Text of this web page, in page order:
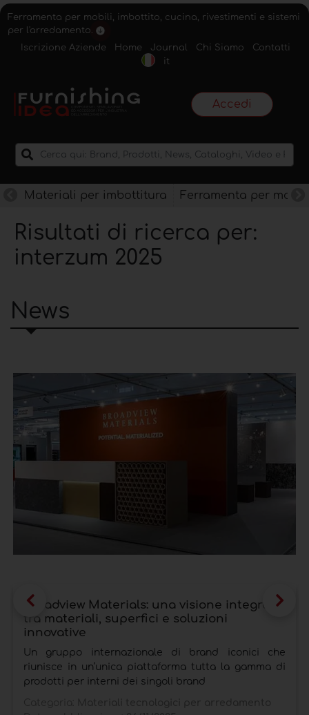
Ferramenta per mobili, imbottito, cucina, rivestimenti e sistemi
per l'arredamento.
Iscrizione Aziende
Home Journal Chi Siamo
Contatti
it
Accedi
Materiali per imbottitura Ferramenta per mobili
Risultati di ricerca per:
interzum 2025
News
Broadview Materials: una visione integrata
tra materiali, superfici e soluzioni
innovative
Un gruppo internazionale di brand iconici che
riunisce in un’unica piattaforma tutta la gamma di
prodotti per interni dei singoli brand